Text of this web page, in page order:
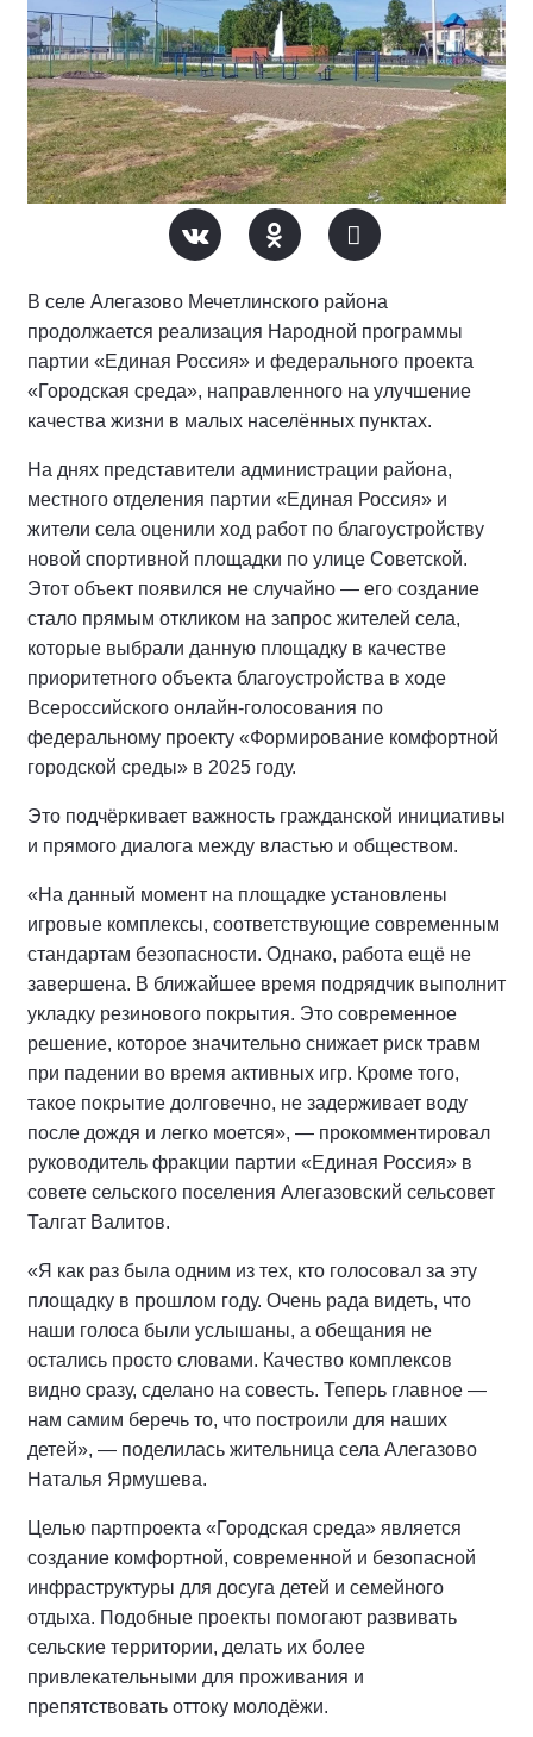
В селе Алегазово Мечетлинского района
продолжается реализация Народной программы
партии «Единая Россия» и федерального проекта
«Городская среда», направленного на улучшение
качества жизни в малых населённых пунктах.
На днях представители администрации района,
местного отделения партии «Единая Россия» и
жители села оценили ход работ по благоустройству
новой спортивной площадки по улице Советской.
Этот объект появился не случайно — его создание
стало прямым откликом на запрос жителей села,
которые выбрали данную площадку в качестве
приоритетного объекта благоустройства в ходе
Всероссийского онлайн-голосования по
федеральному проекту «Формирование комфортной
городской среды» в 2025 году.
Это подчёркивает важность гражданской инициативы
и прямого диалога между властью и обществом.
«На данный момент на площадке установлены
игровые комплексы, соответствующие современным
стандартам безопасности. Однако, работа ещё не
завершена. В ближайшее время подрядчик выполнит
укладку резинового покрытия. Это современное
решение, которое значительно снижает риск травм
при падении во время активных игр. Кроме того,
такое покрытие долговечно, не задерживает воду
после дождя и легко моется», — прокомментировал
руководитель фракции партии «Единая Россия» в
совете сельского поселения Алегазовский сельсовет
Талгат Валитов.
«Я как раз была одним из тех, кто голосовал за эту
площадку в прошлом году. Очень рада видеть, что
наши голоса были услышаны, а обещания не
остались просто словами. Качество комплексов
видно сразу, сделано на совесть. Теперь главное —
нам самим беречь то, что построили для наших
детей», — поделилась жительница села Алегазово
Наталья Ярмушева.
Целью партпроекта «Городская среда» является
создание комфортной, современной и безопасной
инфраструктуры для досуга детей и семейного
отдыха. Подобные проекты помогают развивать
сельские территории, делать их более
привлекательными для проживания и
препятствовать оттоку молодёжи.